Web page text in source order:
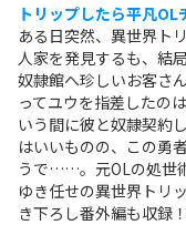
トリップしたら平凡
ある日突然、異世界ト
人家を発見するも、結
奴隷館へ珍しいお客さ
ってユウを指差したの
いう間に彼と奴隷契約
はいいものの、この勇
うで……。元OLの処世
ゆき任せの異世界トリ
き下ろし番外編も収録